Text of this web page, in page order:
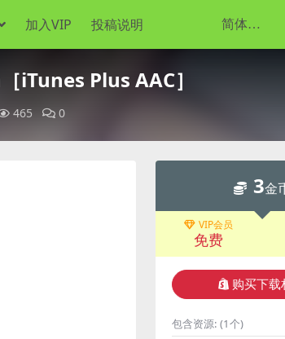
加入VIP 投稿说明
iTunes Plus AAC］
465 0
3金
VIP会员
免费
购买下载
包含资源: (1个)